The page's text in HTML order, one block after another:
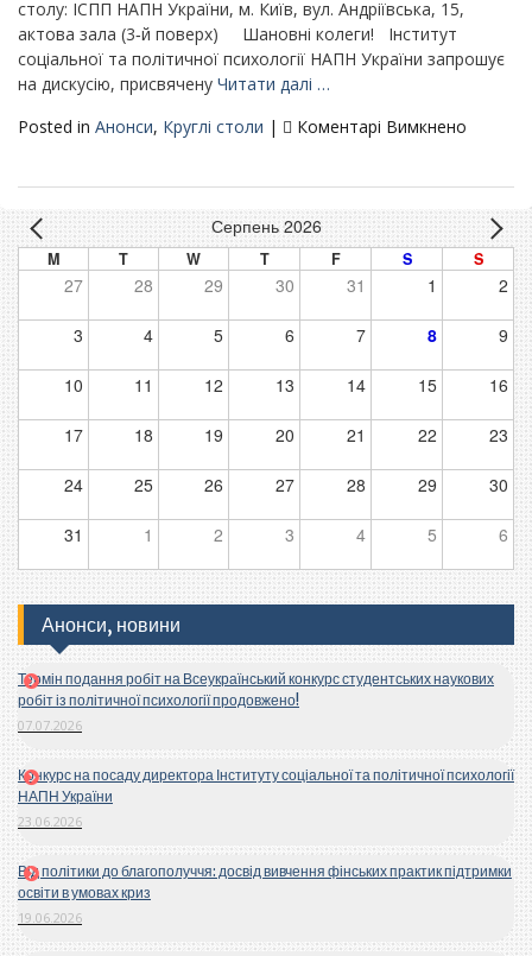
в
умовах
воєнного
конфлікту»
столу: ІСПП НАПН України, м. Київ, вул. Андріївська, 15,
актова зала (3‑й поверх) Шановні колеги! Інститут
соціальної та політичної психології НАПН України запрошує
на дискусію, присвячену Читати далі …
Posted in Анонси, Круглі столи | Коментарі Вимкнено
«Історія
в
нас
ми
історії:
пам’яті»
(з
участю)
Серпень 2026
M T W T F S S
27 28 29 30 31 1 2
3 4 5 6 7 8 9
10 11 12 13 14 15 16
17 18 19 20 21 22 23
24 25 26 27 28 29 30
31 1 2 3 4 5 6
Анонси, новини
Термін подання робіт на Всеукраїнський конкурс студентських наукових
робіт із політичної психології продовжено!
07.07.2026
Конкурс на посаду директора Інституту соціальної та політичної психології
НАПН України
23.06.2026
Від політики до благополуччя: досвід вивчення фінських практик підтримки
освіти в умовах криз
19.06.2026